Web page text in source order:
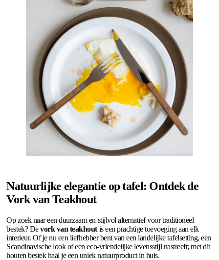
Natuurlijke elegantie op tafel: Ontdek de
Vork van Teakhout
Op zoek naar een duurzaam en stijlvol alternatief voor traditioneel
bestek? Devork van teakhout is een prachtige toevoeging aan elk
interieur. Of je nu een liefhebber bent van een landelijke tafelsetting, een
Scandinavische look of een eco-vriendelijke levensstijl nastreeft; met dit
houten bestek haal je een uniek natuurproduct in huis.